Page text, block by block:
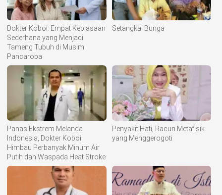
Dokter Koboi: Empat Kebiasaan
Sederhana yang Menjadi
Tameng Tubuh di Musim
Pancaroba
Setangkai Bunga
Panas Ekstrem Melanda
Indonesia, Dokter Koboi
Himbau Perbanyak Minum Air
Putih dan Waspada Heat Stroke
Penyakit Hati, Racun Metafisik
yang Menggerogoti